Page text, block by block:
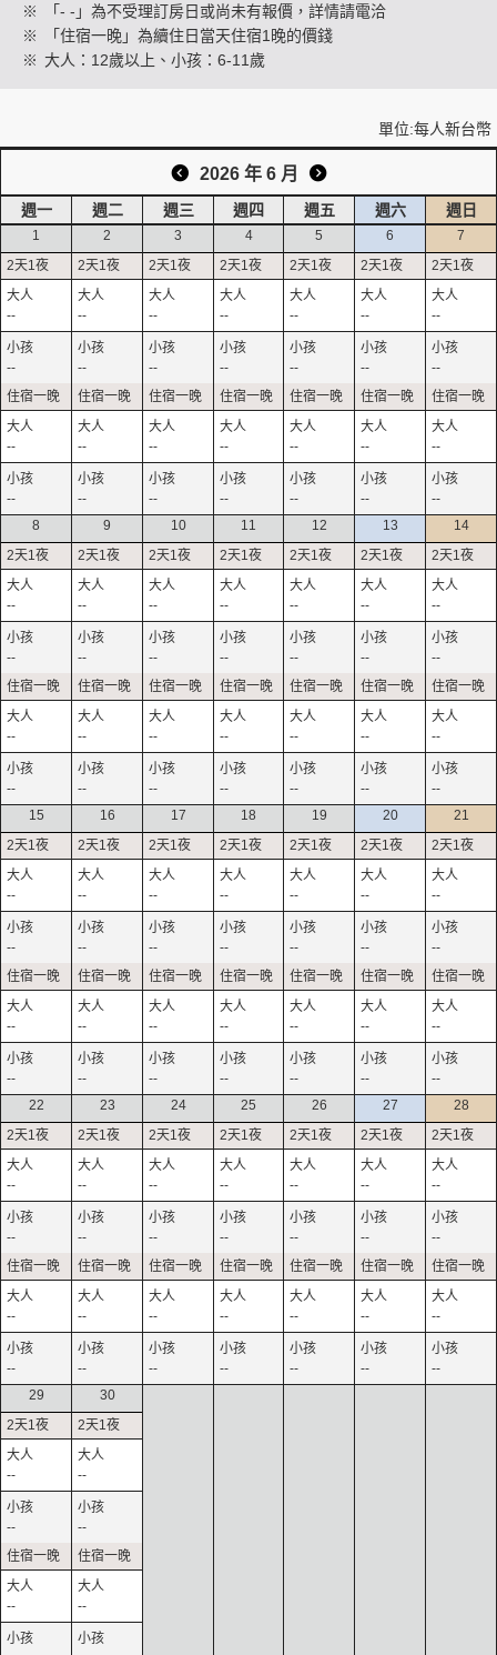
※
「- -」為不受理訂房日或尚未有報價，詳情請電洽
※
「住宿一晚」為續住日當天住宿1晚的價錢
※ 大人：12歲以上、小孩：6-11歲
單位:每人新台幣
2026 年 6 月
週一 週二 週三 週四 週五 週六 週日
1
--
--
--
--
2
--
--
--
--
3
--
--
--
--
4
--
--
--
--
5
--
--
--
--
6
--
--
--
--
7
--
--
--
--
8
--
--
--
--
9
--
--
--
--
10
--
--
--
--
11
--
--
--
--
12
--
--
--
--
13
--
--
--
--
14
--
--
--
--
15
--
--
--
--
16
--
--
--
--
17
--
--
--
--
18
--
--
--
--
19
--
--
--
--
20
--
--
--
--
21
--
--
--
--
22
--
--
--
--
23
--
--
--
--
24
--
--
--
--
25
--
--
--
--
26
--
--
--
--
27
--
--
--
--
28
--
--
--
--
29
--
--
--
30
--
--
--